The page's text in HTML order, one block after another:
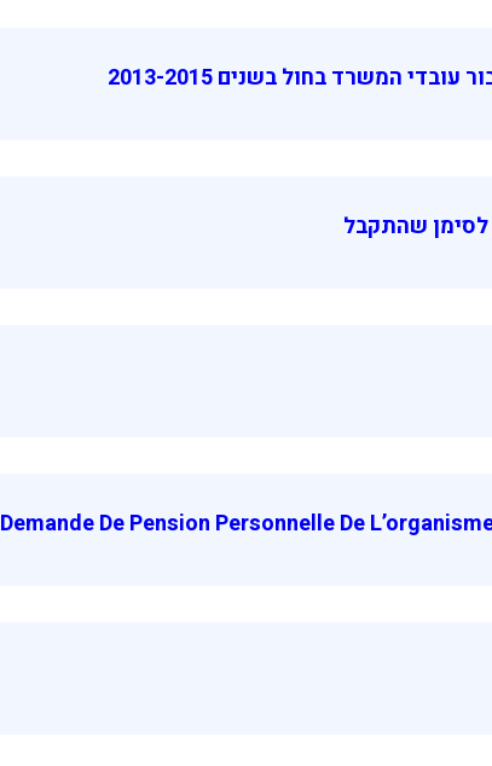
המשרד בחול בשנים 2013-2015
לסימן שהתקבל